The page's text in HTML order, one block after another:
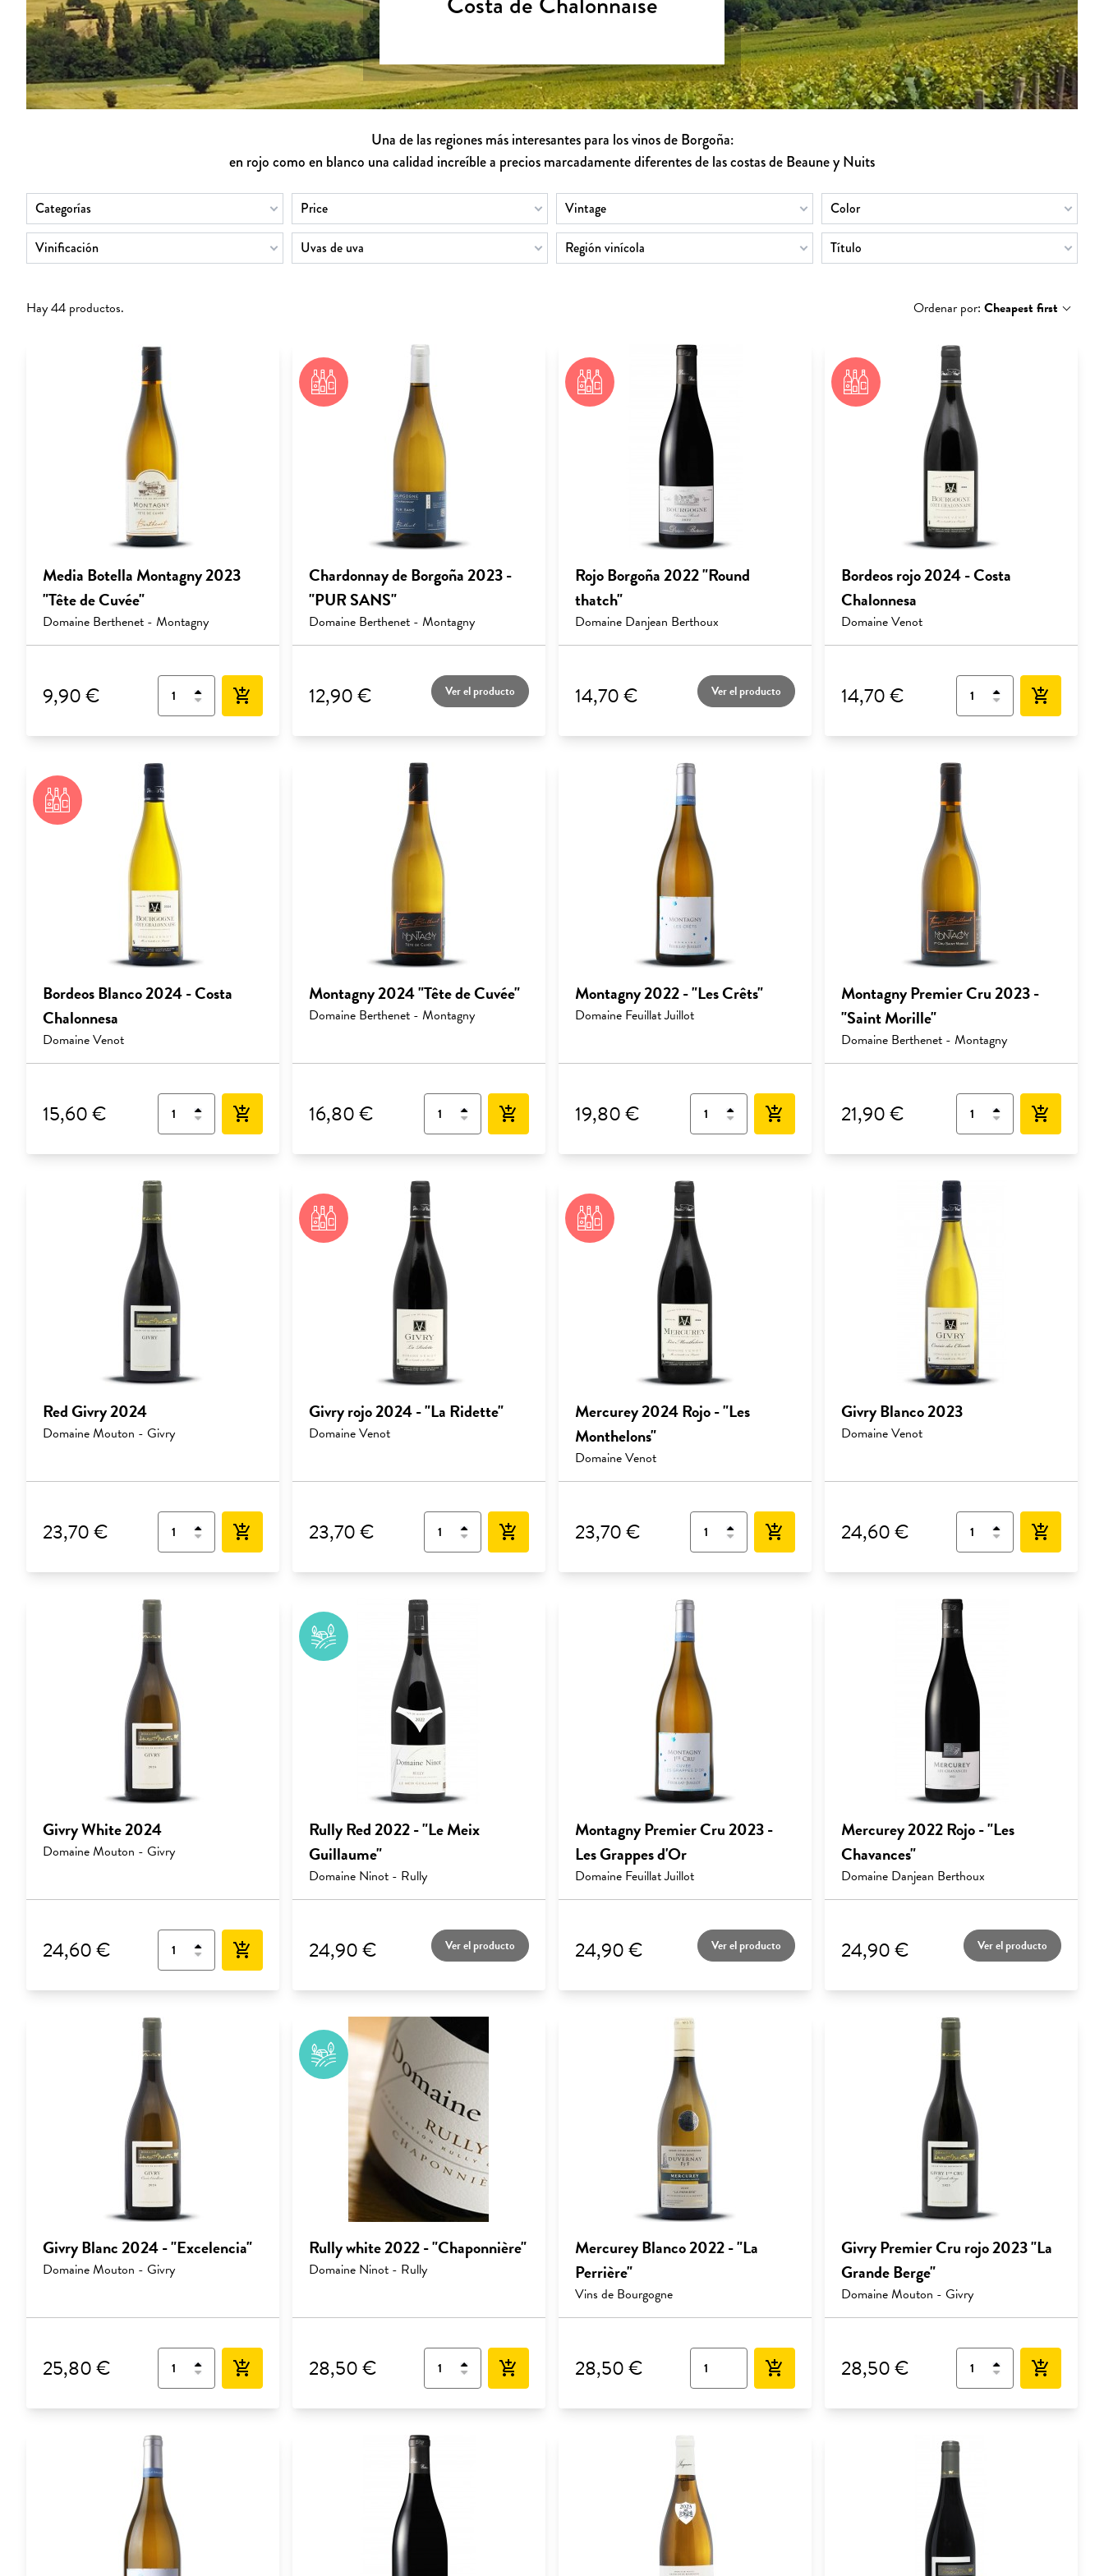
Una de las regiones más interesantes para los vinos de Borgoña:
en rojo como en blanco una calidad increíble a precios marcadamente diferentes de las costas de Beaune y Nuits
Categorías Price Vintage Color
Vinificación Uvas de uva Región vinícola Título
Hay 44 productos. Ordenar por: Cheapest first
Media Botella Montagny 2023
"Tête de Cuvée"
Domaine Berthenet - Montagny
9,90 € add_shopping_cart
Chardonnay de Borgoña 2023 -
"PUR SANS"
Domaine Berthenet - Montagny
12,90 € Ver el producto
Rojo Borgoña 2022 "Round
thatch"
Domaine Danjean Berthoux
14,70 € Ver el producto
Bordeos rojo 2024 - Costa
Chalonnesa
Domaine Venot
14,70 € add_shopping_cart
Bordeos Blanco 2024 - Costa
Chalonnesa
Domaine Venot
15,60 € add_shopping_cart
Montagny 2024 "Tête de Cuvée"
Domaine Berthenet - Montagny
16,80 € add_shopping_cart
Montagny 2022 - "Les Crêts"
Domaine Feuillat Juillot
19,80 € add_shopping_cart
Montagny Premier Cru 2023 -
"Saint Morille"
Domaine Berthenet - Montagny
21,90 € add_shopping_cart
Red Givry 2024
Domaine Mouton - Givry
23,70 € add_shopping_cart
Givry rojo 2024 - "La Ridette"
Domaine Venot
23,70 € add_shopping_cart
Mercurey 2024 Rojo - "Les
Monthelons"
Domaine Venot
23,70 € add_shopping_cart
Givry Blanco 2023
Domaine Venot
24,60 € add_shopping_cart
Givry White 2024
Domaine Mouton - Givry
24,60 € add_shopping_cart
Rully Red 2022 - "Le Meix
Guillaume"
Domaine Ninot - Rully
24,90 € Ver el producto
Montagny Premier Cru 2023 -
Les Grappes d'Or
Domaine Feuillat Juillot
24,90 € Ver el producto
Mercurey 2022 Rojo - "Les
Chavances"
Domaine Danjean Berthoux
24,90 € Ver el producto
Givry Blanc 2024 - "Excelencia"
Domaine Mouton - Givry
25,80 € add_shopping_cart
Rully white 2022 - "Chaponnière"
Domaine Ninot - Rully
28,50 € add_shopping_cart
Mercurey Blanco 2022 - "La
Perrière"
Vins de Bourgogne
28,50 € add_shopping_cart
Givry Premier Cru rojo 2023 "La
Grande Berge"
Domaine Mouton - Givry
28,50 € add_shopping_cart